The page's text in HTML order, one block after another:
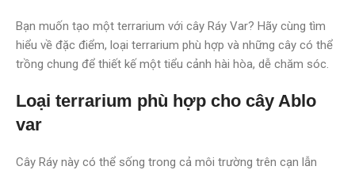
Bạn muốn tạo một terrarium với cây Ráy Var? Hãy cùng tìm
hiểu về đặc điểm, loại terrarium phù hợp và những cây có thể
trồng chung để thiết kế một tiểu cảnh hài hòa, dễ chăm sóc.
Loại terrarium phù hợp cho cây Ablo
var
Cây Ráy này có thể sống trong cả môi trường trên cạn lẫn